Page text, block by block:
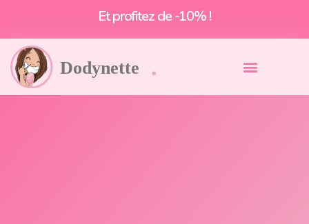
Livraison offerte à partir de 55€*